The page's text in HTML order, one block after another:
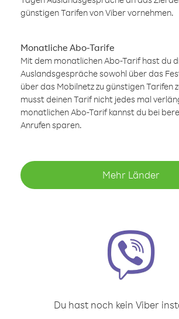
günstigen Tarifen von Viber vornehmen.
Monatliche Abo-Tarife
Mit dem monatlichen Abo-Tarif hast du
Auslandsgespräche sowohl über das
über das Mobilnetz zu günstigen Tarifen
musst deinen Tarif nicht jedes mal
monatlichen Abo-Tarif kannst du bei
Anrufen sparen.
Mehr Länder
Du hast noch kein Viber